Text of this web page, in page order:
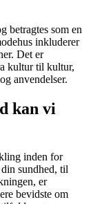
betragtes som en
inkluderer
Det er
kultur til kultur,
anvendelser.
kan vi
inden for
sundhed, til
er
bevidste om